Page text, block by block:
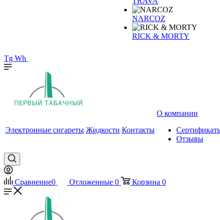
NARCOZ
RICK & MORTY
Tg Wh
Электронные сигареты Жидкости Контакты
О компании
Отзывы
Сравнение0 Отложенные 0 Корзина 0